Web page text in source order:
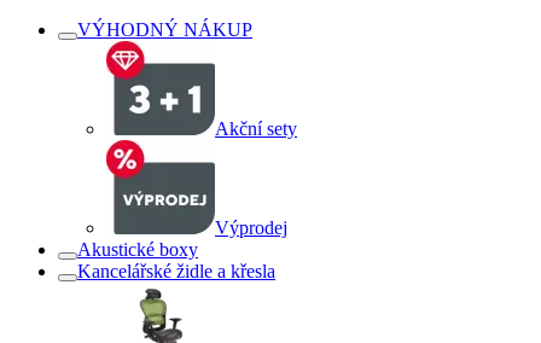
VÝHODNÝ NÁKUP
Akční sety
Výprodej
Akustické boxy
Kancelářské židle a křesla